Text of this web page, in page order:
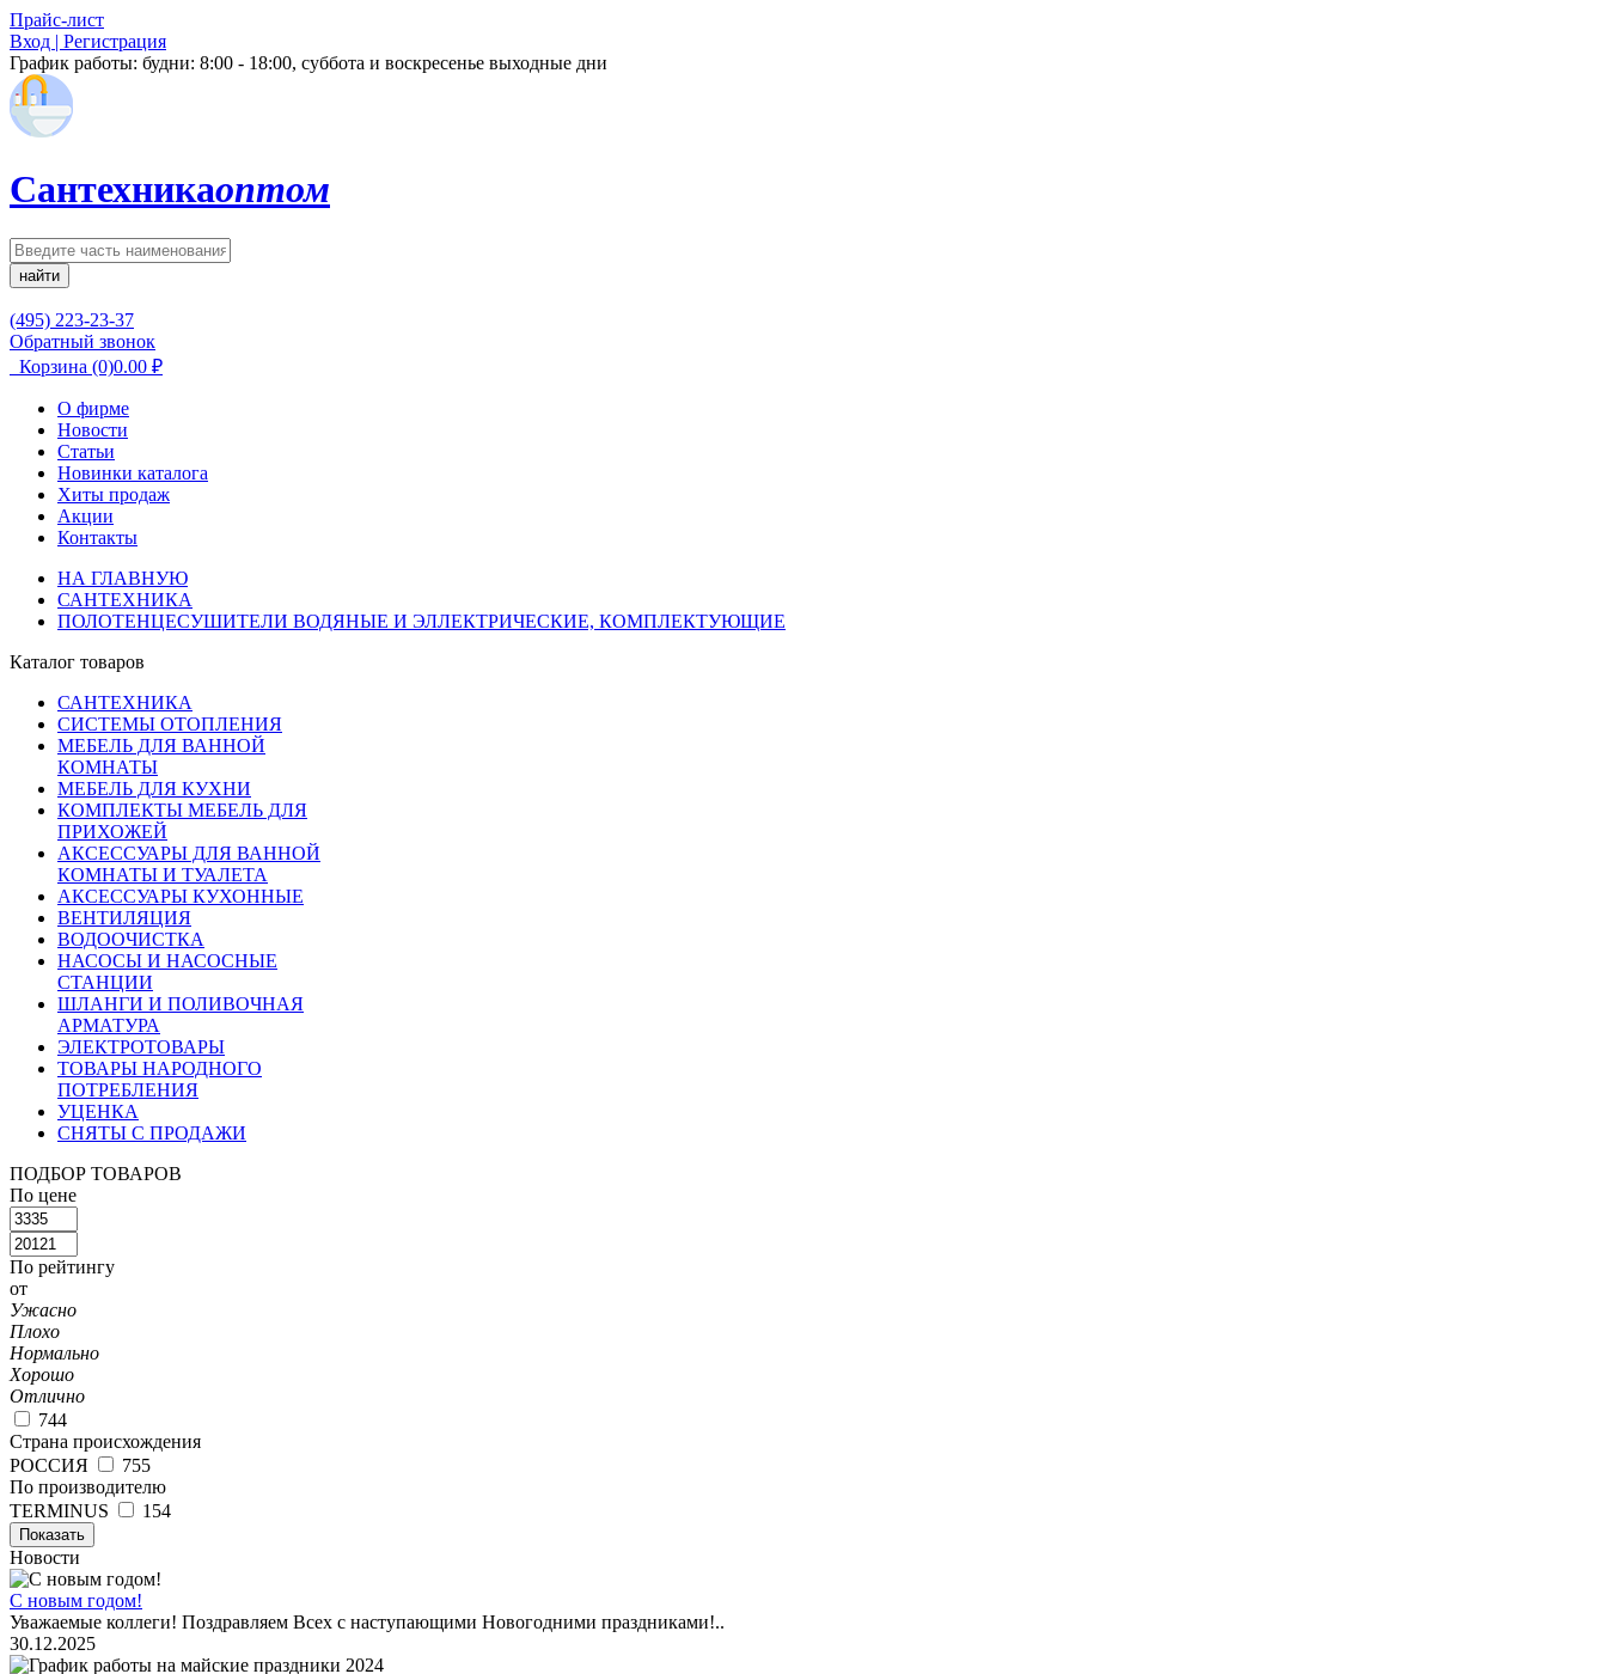
Прайс-лист
Вход | Регистрация
График работы: будни: 8:00 - 18:00, суббота и воскресенье выходные дни
Сантехникаоптом
найти
(495) 223-23-37
Обратный звонок
Корзина (0)0.00 ₽
О фирме
Новости
Статьи
Новинки каталога
Хиты продаж
Акции
Контакты
НА ГЛАВНУЮ
САНТЕХНИКА
ПОЛОТЕНЦЕСУШИТЕЛИ ВОДЯНЫЕ И ЭЛЛЕКТРИЧЕСКИЕ, КОМПЛЕКТУЮЩИЕ
Каталог товаров
САНТЕХНИКА
СИСТЕМЫ ОТОПЛЕНИЯ
МЕБЕЛЬ ДЛЯ ВАННОЙ
КОМНАТЫ
МЕБЕЛЬ ДЛЯ КУХНИ
КОМПЛЕКТЫ МЕБЕЛЬ ДЛЯ
ПРИХОЖЕЙ
АКСЕССУАРЫ ДЛЯ ВАННОЙ
КОМНАТЫ И ТУАЛЕТА
АКСЕССУАРЫ КУХОННЫЕ
ВЕНТИЛЯЦИЯ
ВОДООЧИСТКА
НАСОСЫ И НАСОСНЫЕ
СТАНЦИИ
ШЛАНГИ И ПОЛИВОЧНАЯ
АРМАТУРА
ЭЛЕКТРОТОВАРЫ
ТОВАРЫ НАРОДНОГО
ПОТРЕБЛЕНИЯ
УЦЕНКА
СНЯТЫ С ПРОДАЖИ
ПОДБОР ТОВАРОВ
По цене
По рейтингу
от
Ужасно
Плохо
Нормально
Хорошо
Отлично
744
Страна происхождения
РОССИЯ
755
По производителю
TERMINUS
154
Показать
Новости
С новым годом!
Уважаемые коллеги! Поздравляем Всех с наступающими Новогодними праздниками!..
30.12.2025